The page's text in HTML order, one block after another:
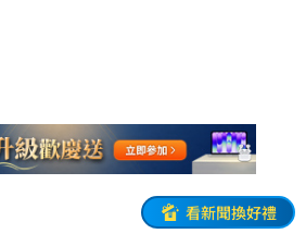
看新聞換好禮